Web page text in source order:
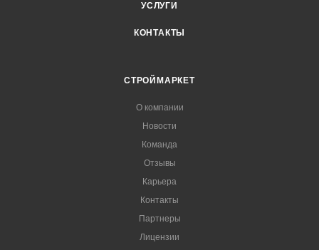
УСЛУГИ
КОНТАКТЫ
СТРОЙМАРКЕТ
О компании
Новости
Команда
Отзывы
Карьера
Контакты
Партнеры
Лицензии